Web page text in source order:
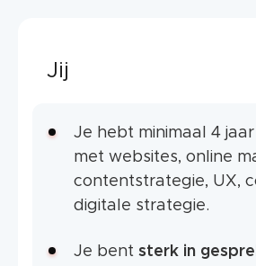
Jij
Je hebt minimaal 4
met websites, online
contentstrategie, UX,
digitale strategie.
Je bent sterk in